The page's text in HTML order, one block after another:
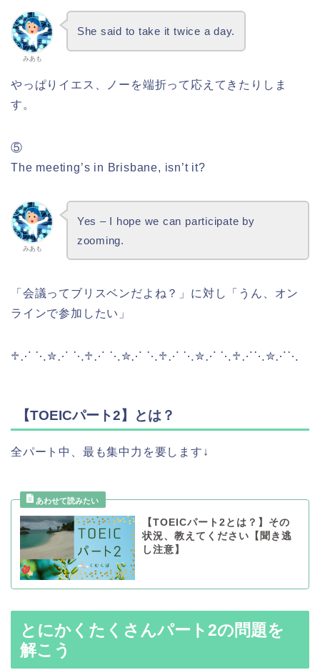
みあも
She said to take it twice a day.
やっぱりイエス、ノーを端折って応えてきたりしま
す。
⑤
The meeting’s in Brisbane, isn’t it?
みあも
Yes – I hope we can participate by
zooming.
「会議ってブリスベンだよね？」に対し「うん、オン
ラインで参加したい」
♱⋰ ⋱✮⋰ ⋱♱⋰ ⋱✮⋰ ⋱♱⋰ ⋱✮⋰ ⋱♱⋰⋱✮⋰⋱
【TOEICパート2】とは？
全パート中、最も集中力を要します↓
【TOEICパート2とは？】その
状況、教えてください【聞き逃
し注意】
とにかくたくさんパート2の問題を
解こう